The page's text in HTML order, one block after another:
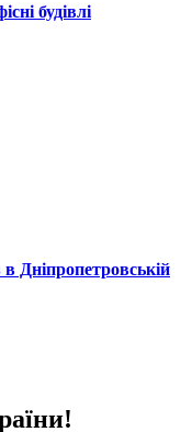
будівлі
Дніпропетровській